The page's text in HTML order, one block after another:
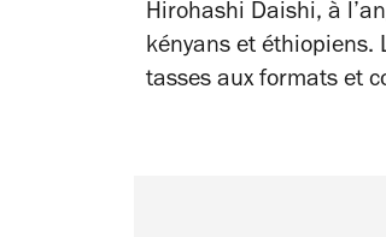
Hirohashi Daishi, à
kényans et éthiopiens.
tasses aux formats et